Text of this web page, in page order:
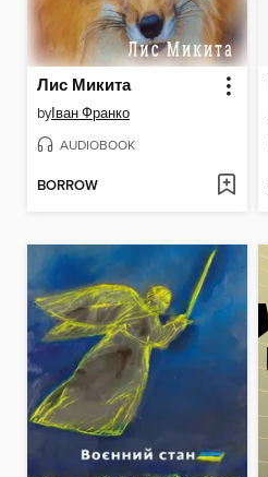
Лис Микита
byІван Франко
AUDIOBOOK
BORROW